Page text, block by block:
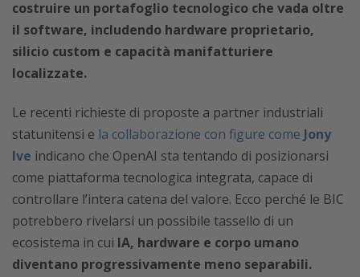
costruire un portafoglio tecnologico che vada oltre
il software, includendo hardware proprietario,
silicio custom e capacità manifatturiere
localizzate.
Le recenti richieste di proposte a partner industriali
statunitensi e la collaborazione con figure come Jony
Ive indicano che OpenAI sta tentando di posizionarsi
come piattaforma tecnologica integrata, capace di
controllare l’intera catena del valore. Ecco perché le BIC
potrebbero rivelarsi un possibile tassello di un
ecosistema in cui IA, hardware e corpo umano
diventano progressivamente meno separabili.